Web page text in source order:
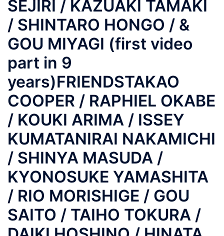
SEJIRI / KAZUAKI TAMAKI
/ SHINTARO HONGO / &
GOU MIYAGI (first video
part in 9
years)FRIENDSTAKAO
COOPER / RAPHIEL OKABE
/ KOUKI ARIMA / ISSEY
KUMATANIRAI NAKAMICHI
/ SHINYA MASUDA /
KYONOSUKE YAMASHITA
/ RIO MORISHIGE / GOU
SAITO / TAIHO TOKURA /